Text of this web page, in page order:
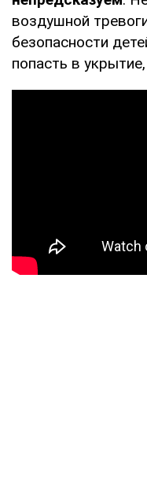
воздушной
безопасности
попасть в